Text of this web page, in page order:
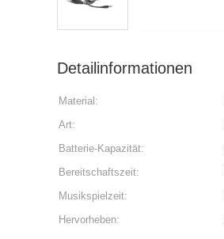
Detailinformationen
Material:
Art:
Batterie-Kapazität:
Bereitschaftszeit:
Musikspielzeit:
Hervorheben: